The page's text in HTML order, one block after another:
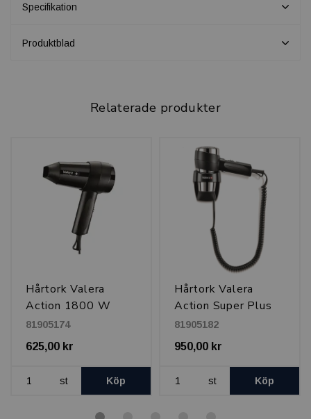
Specifikation
Produktblad
Relaterade produkter
Hårtork Valera
Action 1800 W
81905174
625,00 kr
st Köp
Hårtork Valera
Action Super Plus
1800 W
81905182
950,00 kr
st Köp